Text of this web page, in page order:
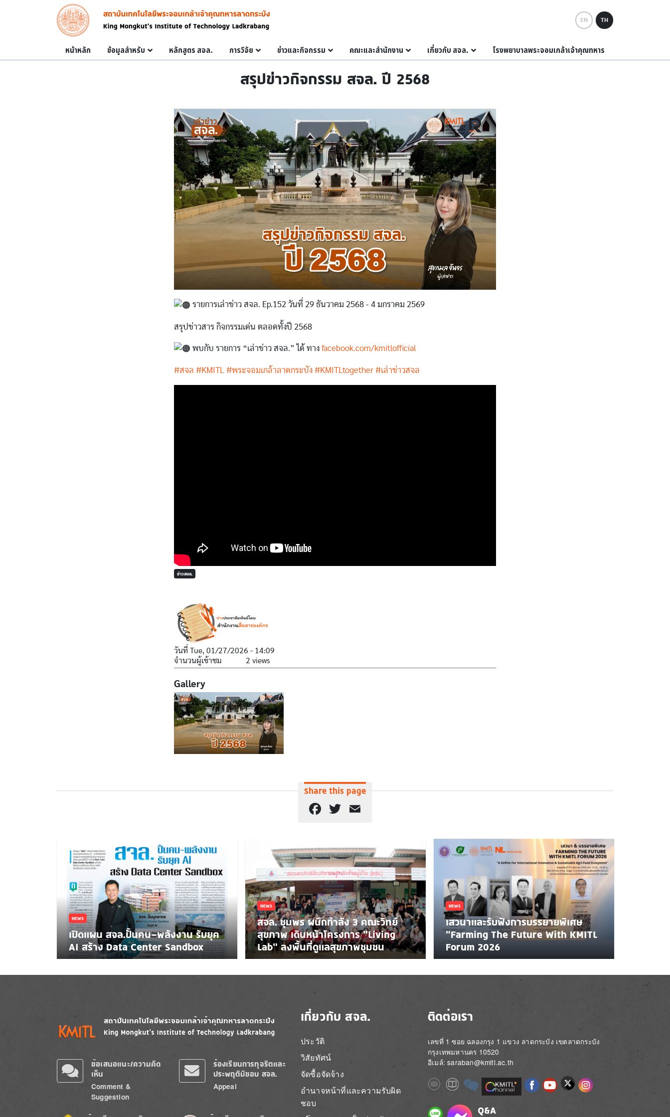
Skip to main content
Image
EN TH
Main navigation
หน้าหลัก ข้อมูลสำหรับ หลักสูตร สจล. การวิจัย ข่าวและกิจกรรม คณะและสำนักงาน เกี่ยวกับ สจล. โรงพยาบาลพระจอมเกล้าเจ้าคุณทหาร
สรุปข่าวกิจกรรม สจล. ปี 2568
รายการเล่าข่าว สจล. Ep.152 วันที่ 29 ธันวาคม 2568 - 4 มกราคม 2569
สรุปข่าวสาร กิจกรรมเด่น ตลอดทั้งปี 2568
พบกับ รายการ “เล่าข่าว สจล.” ได้ ทางfacebook.com/kmitlofficial
#สจล #KMITL #พระจอมเกล้าลาดกระบัง #KMITLtogether #เล่าข่าวสจล
ข่าวสจล.
วันที่Tue, 01/27/2026 - 14:09
จำนวนผู้เข้าชม
2 views
Gallery
Share this page
Facebook
Twitter
NEWS
เปิดแผน สจล.ปั้นคน-พลังงาน รับยุค
AI สร้าง Data Center Sandbox
NEWS
สจล. ชุมพร ผนึกกำลัง 3 คณะวิทย์
สุขภาพ เดินหน้าโครงการ “Living
Lab” ลงพื้นที่ดูแลสุขภาพชุมชน
NEWS
เสวนาและรับฟังการบรรยายพิเศษ
"Farming The Future With KMITL
Forum 2026
Image Image
ข้อเสนอแนะ/ความคิด
เห็น
Comment &
Suggestion
ร้องเรียนการทุจริตและ
ประพฤติมิชอบ สจล.
Appeal
เกี่ยวกับ สจล.
ประวัติ
วิสัยทัศน์
จัดซื้อจัดจ้าง
อำนาจหน้าที่และความรับผิด
ชอบ
ติดต่อเรา
เลขที่ 1 ซอย ฉลองกรุง 1 แขวง ลาดกระบัง เขตลาดกระบัง
กรุงเทพมหานคร 10520
อีเมล์: saraban@kmitl.ac.th
ImageImageImage Image ImageImageImageImage
Image Image